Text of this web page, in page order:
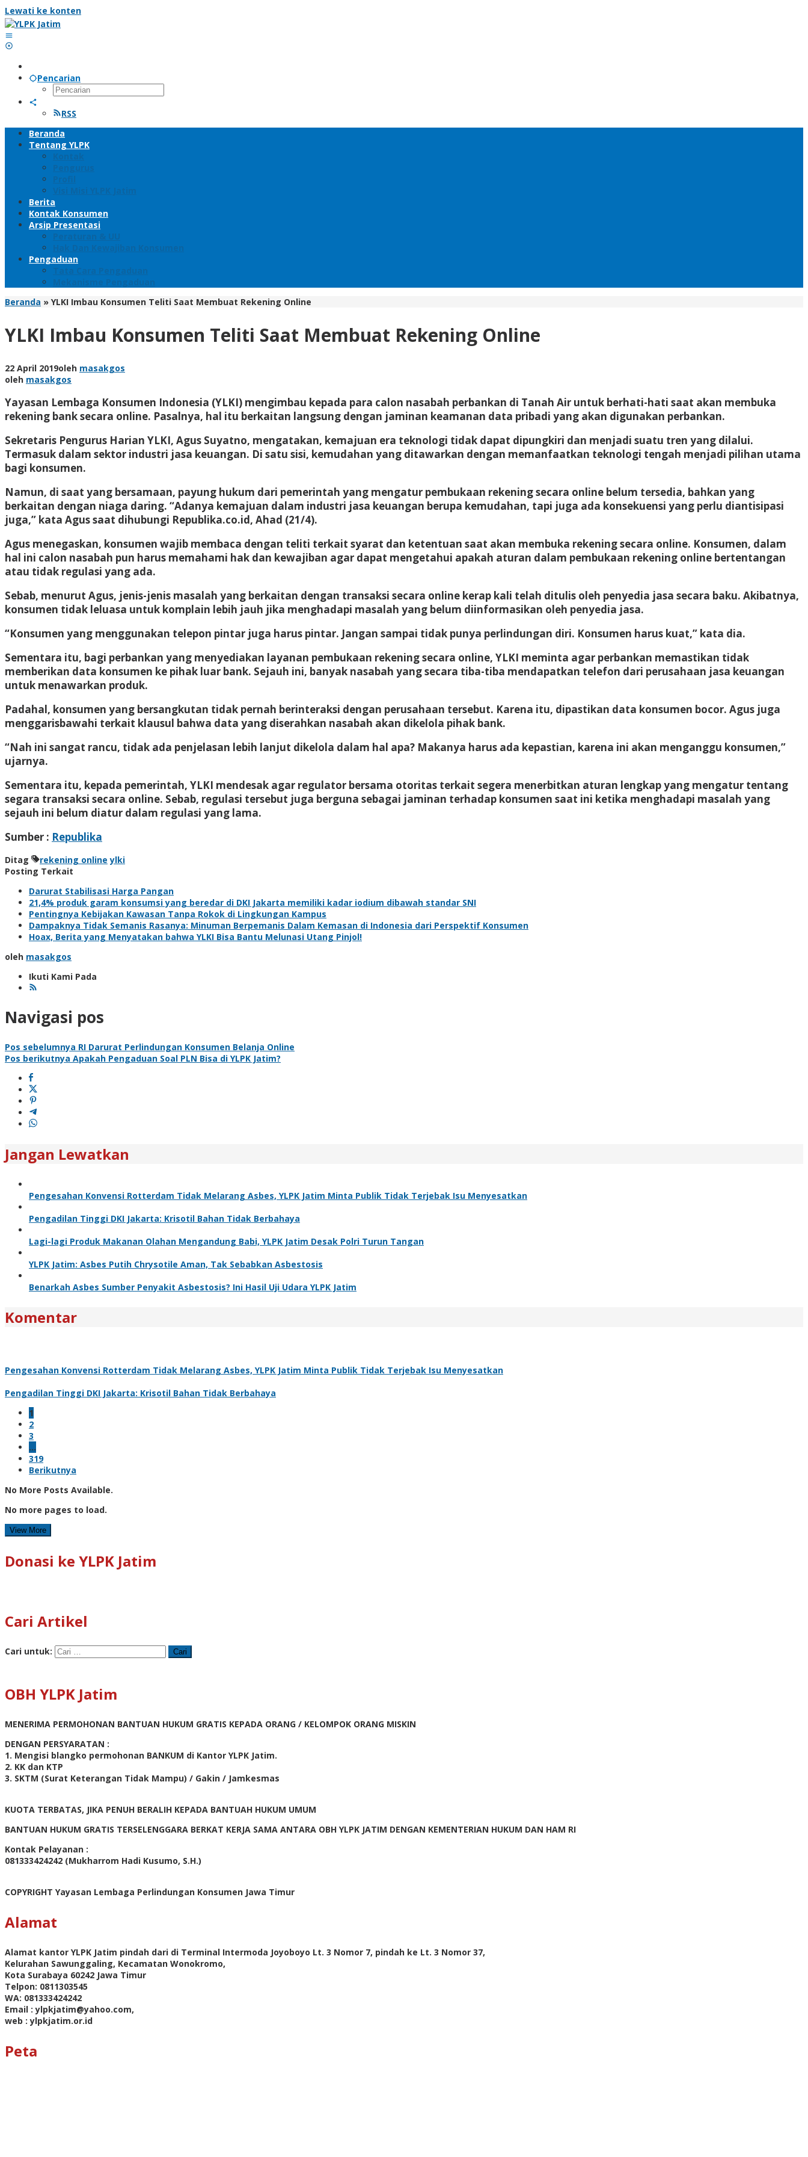
Lewati ke konten
Pencarian
RSS
Beranda
Tentang YLPK
Kontak
Pengurus
Profil
Visi Misi YLPK Jatim
Berita
Kontak Konsumen
Arsip Presentasi
Peraturan & UU
Hak Dan Kewajiban Konsumen
Pengaduan
Tata Cara Pengaduan
Mekanisme Pengaduan
Beranda » YLKI Imbau Konsumen Teliti Saat Membuat Rekening Online
YLKI Imbau Konsumen Teliti Saat Membuat Rekening Online
22 April 2019oleh masakgos
oleh masakgos
Yayasan Lembaga Konsumen Indonesia (YLKI) mengimbau kepada para calon nasabah perbankan di Tanah Air untuk berhati-hati saat akan membuka
rekening bank secara online. Pasalnya, hal itu berkaitan langsung dengan jaminan keamanan data pribadi yang akan digunakan perbankan.
Sekretaris Pengurus Harian YLKI, Agus Suyatno, mengatakan, kemajuan era teknologi tidak dapat dipungkiri dan menjadi suatu tren yang dilalui.
Termasuk dalam sektor industri jasa keuangan. Di satu sisi, kemudahan yang ditawarkan dengan memanfaatkan teknologi tengah menjadi pilihan utama
bagi konsumen.
Namun, di saat yang bersamaan, payung hukum dari pemerintah yang mengatur pembukaan rekening secara online belum tersedia, bahkan yang
berkaitan dengan niaga daring. “Adanya kemajuan dalam industri jasa keuangan berupa kemudahan, tapi juga ada konsekuensi yang perlu diantisipasi
juga,” kata Agus saat dihubungi Republika.co.id, Ahad (21/4).
Agus menegaskan, konsumen wajib membaca dengan teliti terkait syarat dan ketentuan saat akan membuka rekening secara online. Konsumen, dalam
hal ini calon nasabah pun harus memahami hak dan kewajiban agar dapat mengetahui apakah aturan dalam pembukaan rekening online bertentangan
atau tidak regulasi yang ada.
Sebab, menurut Agus, jenis-jenis masalah yang berkaitan dengan transaksi secara online kerap kali telah ditulis oleh penyedia jasa secara baku. Akibatnya,
konsumen tidak leluasa untuk komplain lebih jauh jika menghadapi masalah yang belum diinformasikan oleh penyedia jasa.
“Konsumen yang menggunakan telepon pintar juga harus pintar. Jangan sampai tidak punya perlindungan diri. Konsumen harus kuat,” kata dia.
Sementara itu, bagi perbankan yang menyediakan layanan pembukaan rekening secara online, YLKI meminta agar perbankan memastikan tidak
memberikan data konsumen ke pihak luar bank. Sejauh ini, banyak nasabah yang secara tiba-tiba mendapatkan telefon dari perusahaan jasa keuangan
untuk menawarkan produk.
Padahal, konsumen yang bersangkutan tidak pernah berinteraksi dengan perusahaan tersebut. Karena itu, dipastikan data konsumen bocor. Agus juga
menggarisbawahi terkait klausul bahwa data yang diserahkan nasabah akan dikelola pihak bank.
“Nah ini sangat rancu, tidak ada penjelasan lebih lanjut dikelola dalam hal apa? Makanya harus ada kepastian, karena ini akan menganggu konsumen,”
ujarnya.
Sementara itu, kepada pemerintah, YLKI mendesak agar regulator bersama otoritas terkait segera menerbitkan aturan lengkap yang mengatur tentang
segara transaksi secara online. Sebab, regulasi tersebut juga berguna sebagai jaminan terhadap konsumen saat ini ketika menghadapi masalah yang
sejauh ini belum diatur dalam regulasi yang lama.
Sumber : Republika
Ditag rekening online ylki
Posting Terkait
Darurat Stabilisasi Harga Pangan
21,4% produk garam konsumsi yang beredar di DKI Jakarta memiliki kadar iodium dibawah standar SNI
Pentingnya Kebijakan Kawasan Tanpa Rokok di Lingkungan Kampus
Dampaknya Tidak Semanis Rasanya: Minuman Berpemanis Dalam Kemasan di Indonesia dari Perspektif Konsumen
Hoax, Berita yang Menyatakan bahwa YLKI Bisa Bantu Melunasi Utang Pinjol!
oleh masakgos
Ikuti Kami Pada
Navigasi pos
Pos sebelumnya RI Darurat Perlindungan Konsumen Belanja Online
Pos berikutnya Apakah Pengaduan Soal PLN Bisa di YLPK Jatim?
Jangan Lewatkan
Pengesahan Konvensi Rotterdam Tidak Melarang Asbes, YLPK Jatim Minta Publik Tidak Terjebak Isu Menyesatkan
Pengadilan Tinggi DKI Jakarta: Krisotil Bahan Tidak Berbahaya
Lagi-lagi Produk Makanan Olahan Mengandung Babi, YLPK Jatim Desak Polri Turun Tangan
YLPK Jatim: Asbes Putih Chrysotile Aman, Tak Sebabkan Asbestosis
Benarkah Asbes Sumber Penyakit Asbestosis? Ini Hasil Uji Udara YLPK Jatim
Komentar
Pengesahan Konvensi Rotterdam Tidak Melarang Asbes, YLPK Jatim Minta Publik Tidak Terjebak Isu Menyesatkan
Pengadilan Tinggi DKI Jakarta: Krisotil Bahan Tidak Berbahaya
1
2
3
…
319
Berikutnya
No More Posts Available.
No more pages to load.
View More
Donasi ke YLPK Jatim
Cari Artikel
Cari untuk:
OBH YLPK Jatim
MENERIMA PERMOHONAN BANTUAN HUKUM GRATIS KEPADA ORANG / KELOMPOK ORANG MISKIN
DENGAN PERSYARATAN :
1. Mengisi blangko permohonan BANKUM di Kantor YLPK Jatim.
2. KK dan KTP
3. SKTM (Surat Keterangan Tidak Mampu) / Gakin / Jamkesmas
KUOTA TERBATAS, JIKA PENUH BERALIH KEPADA BANTUAH HUKUM UMUM
BANTUAN HUKUM GRATIS TERSELENGGARA BERKAT KERJA SAMA ANTARA OBH YLPK JATIM DENGAN KEMENTERIAN HUKUM DAN HAM RI
Kontak Pelayanan :
081333424242 (Mukharrom Hadi Kusumo, S.H.)
COPYRIGHT Yayasan Lembaga Perlindungan Konsumen Jawa Timur
Alamat
Alamat kantor YLPK Jatim pindah dari di Terminal Intermoda Joyoboyo Lt. 3 Nomor 7, pindah ke Lt. 3 Nomor 37,
Kelurahan Sawunggaling, Kecamatan Wonokromo,
Kota Surabaya 60242 Jawa Timur
Telpon: 0811303545
WA: 081333424242
Email : ylpkjatim@yahoo.com,
web : ylpkjatim.or.id
Peta